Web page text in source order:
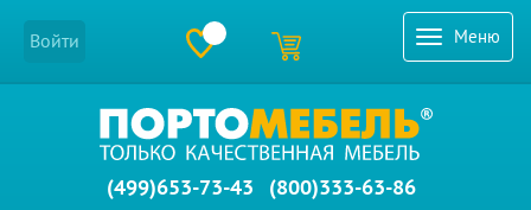
Меню
Войти
(499)653-73-43 (800)333-63-86